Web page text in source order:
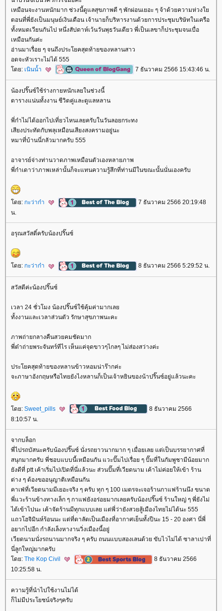
เหมือนจะงานหนักมาก ช่วงนี้ดูแลสุขภาพดี ๆ พักผ่อนเยอะ ๆ จ้าด้วยความห่วง
ตอนที่พี่ยังเป็นมนุษย์เงินเดือน เจ้านายก็บริหารงานด้วยการประชุมบริษัทในเครือ
ทั้งหมดเวียนกันไป หนึ่งสัปดาห์เว้นวันพุธวันเดียว พี่เป็นเลขาก็ประชุมจนเบื่อ
เหมือนกันค่ะ
อ่านมาเรื่อย ๆ จนถึงประโยคสุดท้ายของหลานสาว
อดจะหัวเราะไม่ได้ 555
ดย: เนินน้ำ 7 ธันวาคม 2566 15:43:46 น.
น้องปริ๊นซ์ใช้ร่างกายหนักเลยในช่วงนี้
ตารางแน่นทั้งงาน ชีวิตคู่และดูแลหลาน
พี่ก๋าไม่ได้ออกไปเที่ยวไหนเลยครับในวันลอยกระทง
เสียงประทัดกับพลุเหมือนเสียงสงครามอยู่นะ
หมาที่บ้านนี่กลัวมากครับ 555
อาจารย์จ่างท่านวาดภาพเหมือนตัวเองหลายภาพ
พี่ก๋าเดาว่าภาพเหล่านั้นก็จะแทนความรู้สึกที่ท่านมีในขณะนั้นนั่นเองครับ
ดย: กะว่าก๋า
7 ธันวาคม 2566 20:19:48
น.
อรุณสวัสดิ์ครับน้องปริ๊นซ์
ดย: กะว่าก๋า 8 ธันวาคม 2566 5:29:52 น.
สวัสดีค่ะน้องปริ๊นซ์
เวลา 24 ชั่วโมง น้องปริ๊นซ์ใช้คุ้มค่ามากเล
ทั้งงานและเวลาส่วนตัว รักษาสุขภาพนะคะ
ภาพถ่ายกลางคืนสวยคมชัดมาก
พี่ต๋าถ่ายพระจันทร์ทีไร เห็นแค่จุดขาวๆไกลๆ ไม่ส่องสว่างค่ะ
ประโยคสุดท้ายของหลานข้าวหอมน่าร๊ากค่ะ
จะภาษาอังกฤษหรือไทยยังไงหลานก็เป็นเจ้าหยินของน้าปริ๊นซ์อยู่แล้วนะคะ
ดย: Sweet_pills
8 ธันวาคม 2566
8:10:57 น.
จากบล็อก
พี่ไปรถบัสนะครับน้องปริ๊นซ์ นั่งรถยาวนากมาก ๆ เมื่อยเลย แต่เป็นบรรยากาศที่
สนุกมากครับ พี่ชอบแบบนี้เหมือนกัน แวะปั๊มไปเรื่อย ๆ ปั๊มที่ในกัมพูชามีน้อยมาก
ังดีที่ ptt เค้าเริ่มไปเปิดที่นี่แล้วนะ ส่วนปั๊มที่เวียดนาม เค้าไม่ค่อยให้เข้า ร้าน
ต่าง ๆ ต้องขออนุญาติเหมือนกัน
คาเฟ่ที่เวียดนามมีเยอะจริง ๆ ครับ ทุก ๆ 100 เมตรจะเจอร้านกาแฟร้านนึง ขนาด
พี่แวะร้านข้างทางเล็ก ๆ กาแฟยังอร่อยมากเลยครับน้องปริ๊นซ์ ร้านใหญ่ ๆ พี่ยังไม่
ได้เข้าไปนะ เค้าจัดร้านมีทุกแบบเลย แต่พี่ว่ายังสวยสู้เมืองไทยไม่ได้นะ 555
ถวโฮจิมินห์ร้อนนะ แต่ที่ดาลัดเป็นเมืองที่อากาศเย็นทั้งปีนะ 15 - 20 องศา นี่พี่
อยากไปอีก กำลังเล็งหางานวิ่งเมืองนี้อยู่
เวียดนามนั่งรถนานมากจริง ๆ ครับ ถนนแบบสองเลนด้วย ขับไวไม่ได้ ซาลาเปาที่
นี่ลูกใหญ่มากครับ
ดย: The Kop Civil
8 ธันวาคม 2566
10:25:58 น.
ความรู้ที่นำไปใช้งานไม่ได้
ก็ไม่มีประโยชน์จริงๆครับ